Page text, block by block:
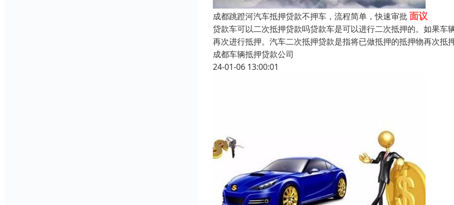
成都跳蹬河汽车抵押贷款不押车，流程简单，快速审批面议
贷款车可以二次抵押贷款吗贷款车是可以进行二次抵押的。如果
再次进行抵押。汽车二次抵押贷款是指将已做抵押的抵押物再次
成都车辆抵押贷款公司
24-01-06 13:00:01